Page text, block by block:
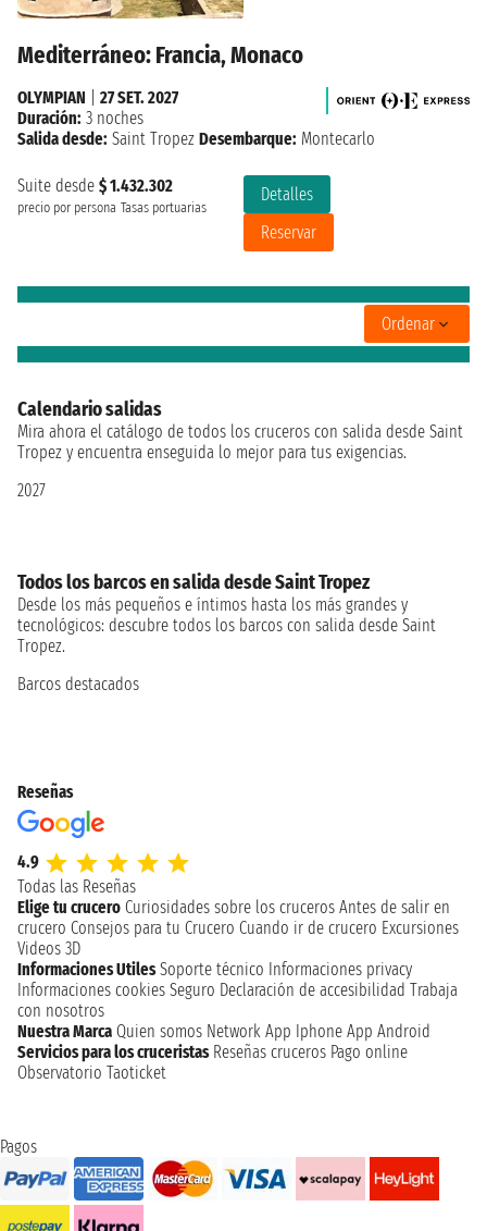
Mediterráneo: Francia, Monaco
Suite desde $ 1.432.302
precio por persona Tasas portuarias
Detalles
Reservar
OLYMPIAN
27 SET. 2027
Duración: 3 noches
Salida desde: Saint Tropez Desembarque: Montecarlo
Ordenar
Calendario salidas
Mira ahora el catálogo de todos los cruceros con salida desde Saint
Tropez y encuentra enseguida lo mejor para tus exigencias.
2027
Todos los barcos en salida desde Saint Tropez
Desde los más pequeños e íntimos hasta los más grandes y
tecnológicos: descubre todos los barcos con salida desde Saint
Tropez.
Barcos destacados
Reseñas
4.9
Todas las Reseñas
Elige tu crucero Curiosidades sobre los cruceros Antes de salir en
crucero Consejos para tu Crucero Cuando ir de crucero Excursiones
Videos 3D
Informaciones Utiles Soporte técnico Informaciones privacy
Informaciones cookies Seguro Declaración de accesibilidad Trabaja
con nosotros
Nuestra Marca Quien somos Network App Iphone App Android
Servicios para los cruceristas Reseñas cruceros Pago online
Observatorio Taoticket
Pagos